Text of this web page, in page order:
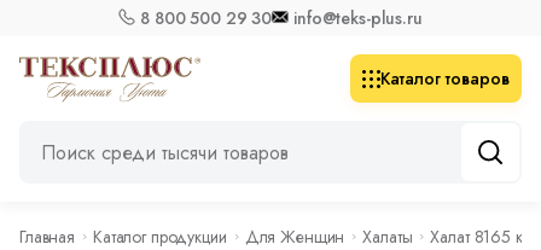
8 800 500 29 30 info@teks-plus.ru
Каталог товаров
Главная Каталог продукции Для Женщин Халаты Халат 8165